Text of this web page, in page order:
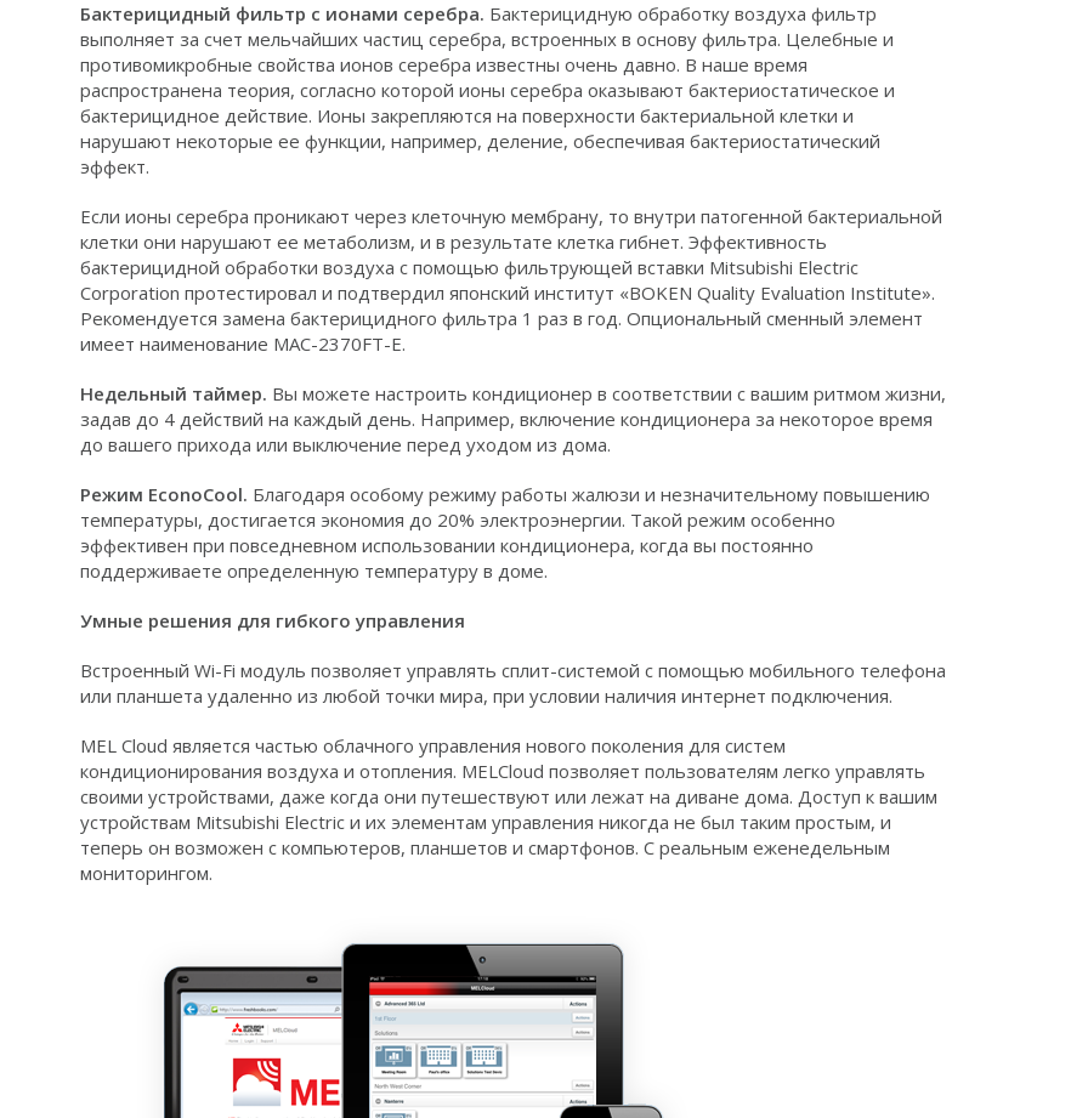
Бактерицидный фильтр с ионами серебра. Бактерицидную обработку воздуха фильтр
выполняет за счет мельчайших частиц серебра, встроенных в основу фильтра. Целебные и
противомикробные свойства ионов серебра известны очень давно. В наше время
распространена теория, согласно которой ионы серебра оказывают бактериостатическое и
бактерицидное действие. Ионы закрепляются на поверхности бактериальной клетки и
нарушают некоторые ее функции, например, деление, обеспечивая бактериостатический
эффект.
Если ионы серебра проникают через клеточную мембрану, то внутри патогенной бактериальной
клетки они нарушают ее метаболизм, и в результате клетка гибнет. Эффективность
бактерицидной обработки воздуха с помощью фильтрующей вставки Mitsubishi Electric
Corporation протестировал и подтвердил японский институт «BOKEN Quality Evaluation Institute».
Рекомендуется замена бактерицидного фильтра 1 раз в год. Опциональный сменный элемент
имеет наименование MAC-2370FT-E.
Недельный таймер. Вы можете настроить кондиционер в соответствии с вашим ритмом жизни,
задав до 4 действий на каждый день. Например, включение кондиционера за некоторое время
до вашего прихода или выключение перед уходом из дома.
Режим EconoCool. Благодаря особому режиму работы жалюзи и незначительному повышению
температуры, достигается экономия до 20% электроэнергии. Такой режим особенно
эффективен при повседневном использовании кондиционера, когда вы постоянно
поддерживаете определенную температуру в доме.
Умные решения для гибкого управления
Встроенный Wi-Fi модуль позволяет управлять сплит-системой с помощью мобильного телефона
или планшета удаленно из любой точки мира, при условии наличия интернет подключения.
MEL Cloud является частью облачного управления нового поколения для систем
кондиционирования воздуха и отопления. MELCloud позволяет пользователям легко управлять
своими устройствами, даже когда они путешествуют или лежат на диване дома. Доступ к вашим
устройствам Mitsubishi Electric и их элементам управления никогда не был таким простым, и
теперь он возможен с компьютеров, планшетов и смартфонов. С реальным еженедельным
мониторингом.